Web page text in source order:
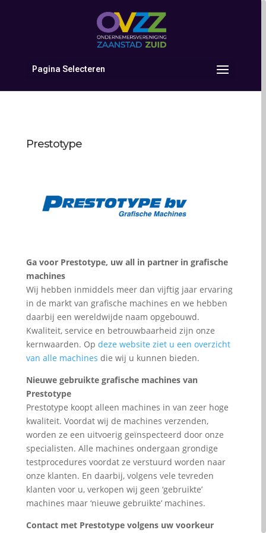
Pagina Selecteren
Prestotype
Ga voor Prestotype, uw all in partner in grafische
machines
Wij hebben inmiddels meer dan vijftig jaar ervaring
in de markt van grafische machines en we hebben
daarbij een wereldwijde naam opgebouwd.
Kwaliteit, service en betrouwbaarheid zijn onze
kernwaarden. Op deze website ziet u een overzicht
van alle machines die wij u kunnen bieden.
Nieuwe gebruikte grafische machines van
Prestotype
Prestotype koopt alleen machines in van zeer hoge
kwaliteit. Voordat wij de machines verzenden,
worden ze een uitvoerig geïnspecteerd door onze
specialisten. Alle machines ondergaan grondige
testprocedures voordat ze verstuurd worden naar
onze klanten. En daarbij, volgens vele tevreden
klanten voor u, verkopen wij geen ‘gebruikte’
machines maar ‘nieuwe gebruikte’ machines.
Contact met Prestotype volgens uw voorkeur